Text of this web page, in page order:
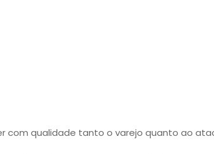
com qualidade tanto o varejo quanto ao